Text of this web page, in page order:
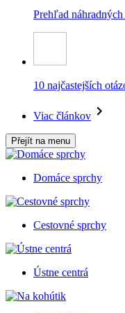
Prehľad
10 najčastejších
Viac článkov
Přejít na menu
Domáce sprchy
Cestovné sprchy
Ústne centrá